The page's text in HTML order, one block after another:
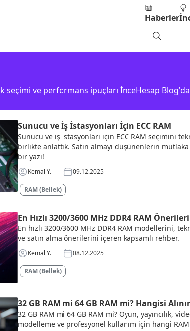
Haberler
ve performans ipuçları İnceHesap Blog'da!
Sunucu ve İş İstasyonları İçin ECC RAM
Sunucu ve iş istasyonları için ECC RAM seçimini
birlikte anlattık. Satın almayı düşünenlerin mutlaka
bir yazı!
Kemal Y. 09.12.2025
RAM (Bellek)
En Hızlı 3200/3600 MHz DDR4 RAM Önerileri
En hızlı 3200/3600 MHz DDR4 RAM modellerini,
ve satın alma önerilerini içeren kapsamlı rehber.
Kemal Y. 08.12.2025
RAM (Bellek)
32 GB RAM mi 64 GB RAM mi? Hangisi
32 GB RAM mi 64 GB RAM mi? Oyun, yayıncılık,
modelleme ve profesyonel kullanım için hangi